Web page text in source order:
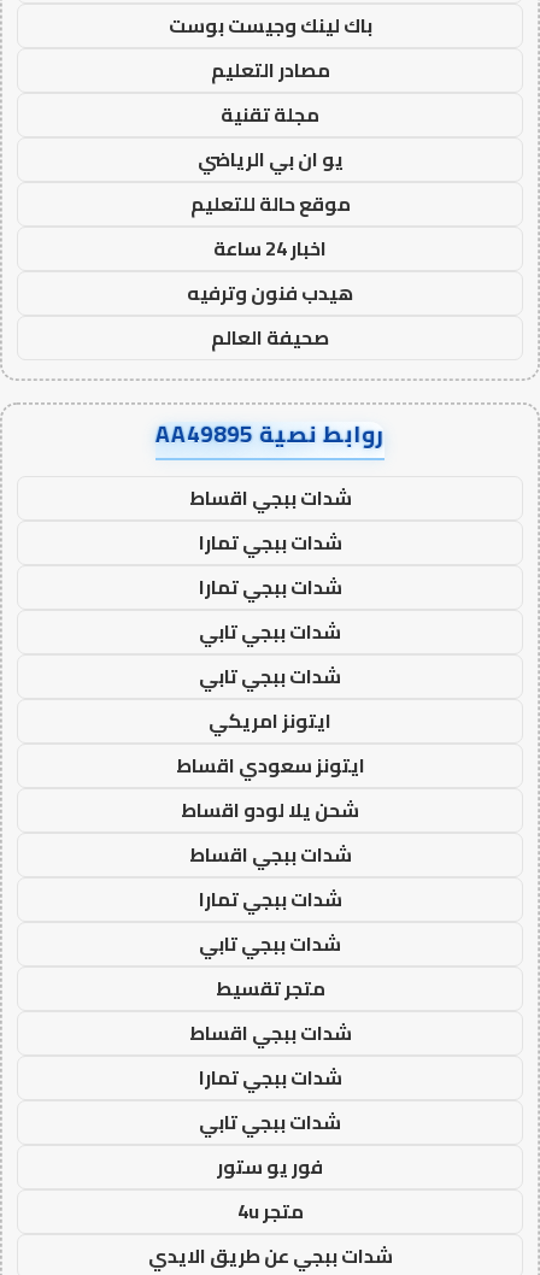
باك لينك وجيست بوست
مصادر التعليم
مجلة تقنية
يو ان بي الرياضي
موقع حالة للتعليم
اخبار 24 ساعة
هيدب فنون وترفيه
صحيفة العالم
روابط نصية AA49895
شدات ببجي اقساط
شدات ببجي تمارا
شدات ببجي تمارا
شدات ببجي تابي
شدات ببجي تابي
ايتونز امريكي
ايتونز سعودي اقساط
شحن يلا لودو اقساط
شدات ببجي اقساط
شدات ببجي تمارا
شدات ببجي تابي
متجر تقسيط
شدات ببجي اقساط
شدات ببجي تمارا
شدات ببجي تابي
فور يو ستور
متجر 4u
شدات ببجي عن طريق الايدي